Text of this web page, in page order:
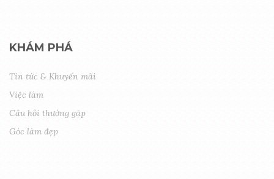
KHÁM PHÁ
Tin tức & Khuyến mãi
Việc làm
Câu hỏi thường gặp
Góc làm đẹp